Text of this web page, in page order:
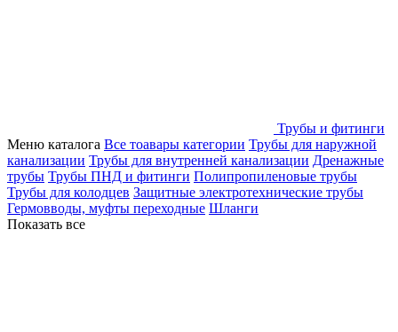
Трубы и фитинги
Меню каталога Все тоавары категории Трубы для наружной
канализации Трубы для внутренней канализации Дренажные
трубы Трубы ПНД и фитинги Полипропиленовые трубы
Трубы для колодцев Защитные электротехнические трубы
Гермовводы, муфты переходные Шланги
Показать все